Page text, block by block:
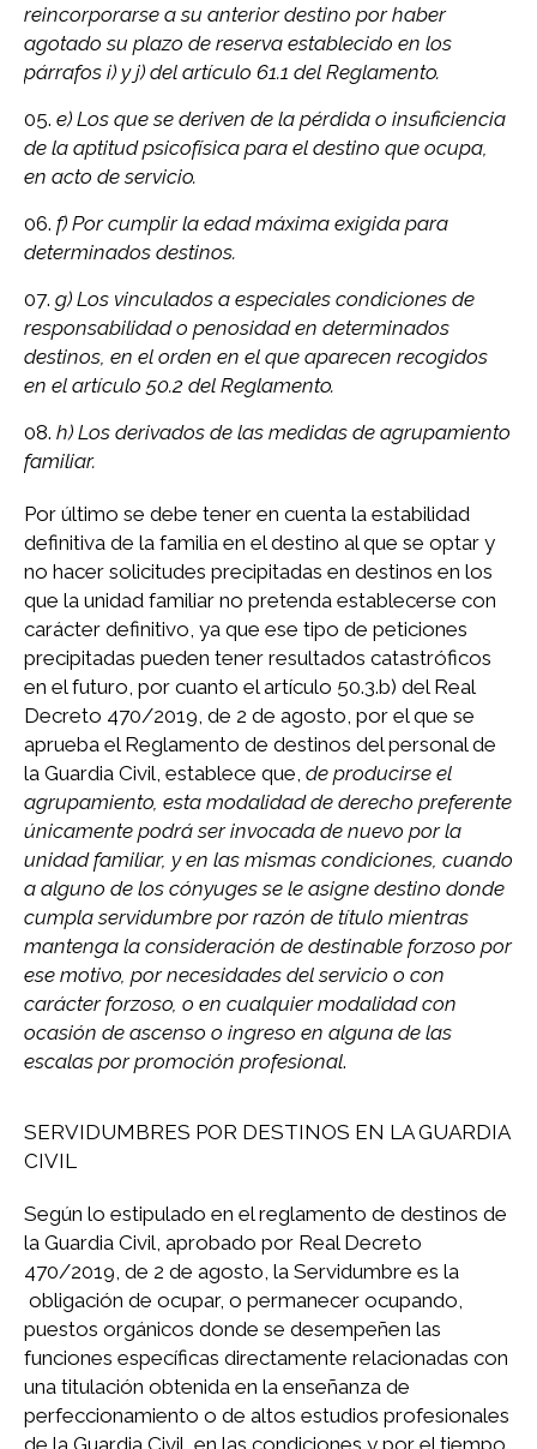
reincorporarse a su anterior destino por haber
agotado su plazo de reserva establecido en los
párrafos i) y j) del artículo 61.1 del Reglamento.
e) Los que se deriven de la pérdida o insuficiencia
de la aptitud psicofísica para el destino que ocupa,
en acto de servicio.
f) Por cumplir la edad máxima exigida para
determinados destinos.
g) Los vinculados a especiales condiciones de
responsabilidad o penosidad en determinados
destinos, en el orden en el que aparecen recogidos
en el artículo 50.2 del Reglamento.
h) Los derivados de las medidas de agrupamiento
familiar.
Por último se debe tener en cuenta la estabilidad
definitiva de la familia en el destino al que se optar y
no hacer solicitudes precipitadas en destinos en los
que la unidad familiar no pretenda establecerse con
carácter definitivo, ya que ese tipo de peticiones
precipitadas pueden tener resultados catastróficos
en el futuro, por cuanto el artículo 50.3.b) del Real
Decreto 470/2019, de 2 de agosto, por el que se
aprueba el Reglamento de destinos del personal de
la Guardia Civil, establece que, de producirse el
agrupamiento, esta modalidad de derecho preferente
únicamente podrá ser invocada de nuevo por la
unidad familiar, y en las mismas condiciones, cuando
a alguno de los cónyuges se le asigne destino donde
cumpla servidumbre por razón de título mientras
mantenga la consideración de destinable forzoso por
ese motivo, por necesidades del servicio o con
carácter forzoso, o en cualquier modalidad con
ocasión de ascenso o ingreso en alguna de las
escalas por promoción profesional.
SERVIDUMBRES POR DESTINOS EN LA GUARDIA
CIVIL
Según lo estipulado en el reglamento de destinos de
la Guardia Civil, aprobado por Real Decreto
470/2019, de 2 de agosto, la Servidumbre es la
obligación de ocupar, o permanecer ocupando,
puestos orgánicos donde se desempeñen las
funciones específicas directamente relacionadas con
una titulación obtenida en la enseñanza de
perfeccionamiento o de altos estudios profesionales
de la Guardia Civil, en las condiciones y por el tiempo